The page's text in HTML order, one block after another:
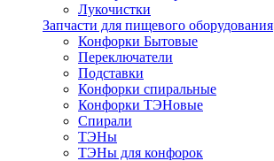
Лукочистки
Запчасти для пищевого оборудования
Конфорки Бытовые
Переключатели
Подставки
Конфорки спиральные
Конфорки ТЭНовые
Спирали
ТЭНы
ТЭНы для конфорок